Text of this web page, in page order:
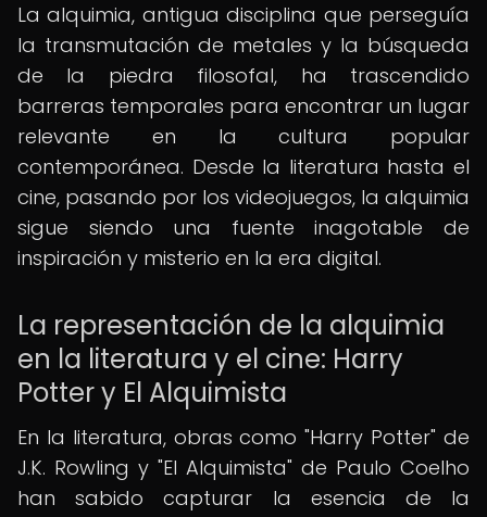
La alquimia, antigua disciplina que perseguía
la transmutación de metales y la búsqueda
de la piedra filosofal, ha trascendido
barreras temporales para encontrar un lugar
relevante en la cultura popular
contemporánea. Desde la literatura hasta el
cine, pasando por los videojuegos, la alquimia
sigue siendo una fuente inagotable de
inspiración y misterio en la era digital.
La representación de la alquimia
en la literatura y el cine: Harry
Potter y El Alquimista
En la literatura, obras como "Harry Potter" de
J.K. Rowling y "El Alquimista" de Paulo Coelho
han sabido capturar la esencia de la